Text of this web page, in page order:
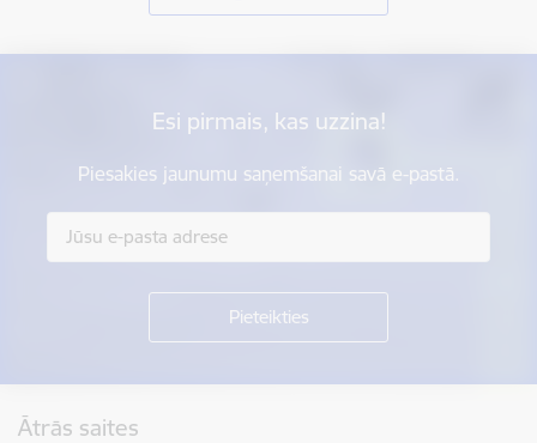
Esi pirmais, kas uzzina!
Piesakies jaunumu saņemšanai savā e-pastā.
Ātrās saites